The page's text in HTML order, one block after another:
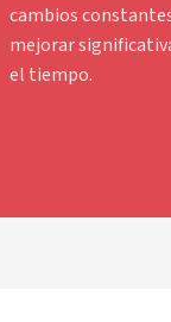
cambios
mejorar
el tiempo.